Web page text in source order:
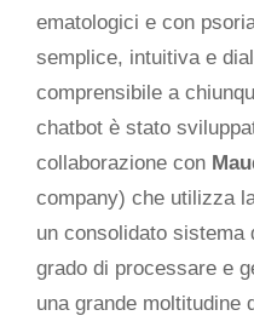
ematologici e con
semplice, intuitiva e
comprensibile a
chatbot è stato
collaborazione con
company) che utilizza
un consolidato
grado di processare e
una grande moltitudine